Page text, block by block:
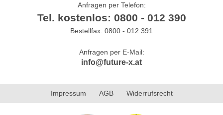
Anfragen per Telefon:
Tel. kostenlos: 0800 - 012 390
Bestellfax: 0800 - 012 391
Anfragen per E-Mail:
info@future-x.at
Impressum AGB Widerrufsrecht